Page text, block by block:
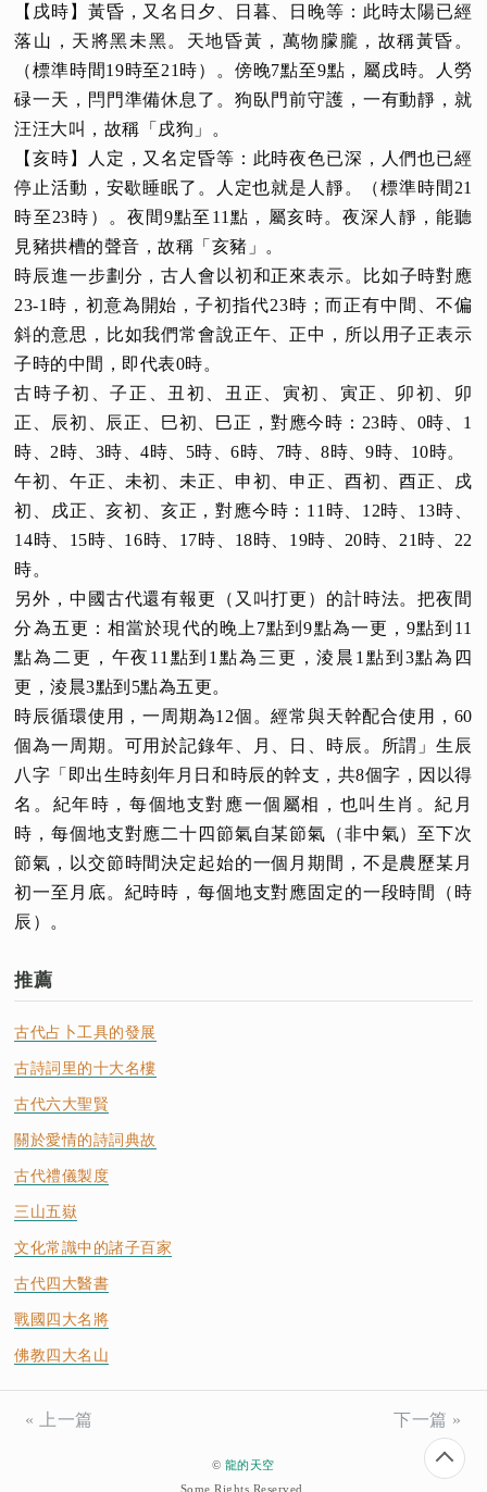
【戌時】黃昏，又名日夕、日暮、日晚等：此時太陽已經
落山，天將黑未黑。天地昏黃，萬物朦朧，故稱黃昏。
（標準時間19時至21時）。傍晚7點至9點，屬戌時。人勞
碌一天，閂門準備休息了。狗臥門前守護，一有動靜，就
汪汪大叫，故稱「戌狗」。
【亥時】人定，又名定昏等：此時夜色已深，人們也已經
停止活動，安歇睡眠了。人定也就是人靜。（標準時間21
時至23時）。夜間9點至11點，屬亥時。夜深人靜，能聽
見豬拱槽的聲音，故稱「亥豬」。
時辰進一步劃分，古人會以初和正來表示。比如子時對應
23-1時，初意為開始，子初指代23時；而正有中間、不偏
斜的意思，比如我們常會說正午、正中，所以用子正表示
子時的中間，即代表0時。
古時子初、子正、丑初、丑正、寅初、寅正、卯初、卯
正、辰初、辰正、巳初、巳正，對應今時：23時、0時、1
時、2時、3時、4時、5時、6時、7時、8時、9時、10時。
午初、午正、未初、未正、申初、申正、酉初、酉正、戌
初、戌正、亥初、亥正，對應今時：11時、12時、13時、
14時、15時、16時、17時、18時、19時、20時、21時、22
時。
另外，中國古代還有報更（又叫打更）的計時法。把夜間
分為五更：相當於現代的晚上7點到9點為一更，9點到11
點為二更，午夜11點到1點為三更，淩晨1點到3點為四
更，淩晨3點到5點為五更。
時辰循環使用，一周期為12個。經常與天幹配合使用，60
個為一周期。可用於記錄年、月、日、時辰。所謂」生辰
八字「即出生時刻年月日和時辰的幹支，共8個字，因以得
名。紀年時，每個地支對應一個屬相，也叫生肖。紀月
時，每個地支對應二十四節氣自某節氣（非中氣）至下次
節氣，以交節時間決定起始的一個月期間，不是農歷某月
初一至月底。紀時時，每個地支對應固定的一段時間（時
辰）。
推薦
古代占卜工具的發展
古詩詞里的十大名樓
古代六大聖賢
關於愛情的詩詞典故
古代禮儀製度
三山五嶽
文化常識中的諸子百家
古代四大醫書
戰國四大名將
佛教四大名山
« 上一篇 下一篇 »
©龍的天空
Some Rights Reserved.